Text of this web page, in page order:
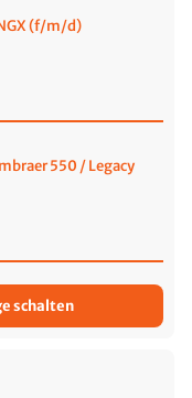
(f/m/d)
550 / Legacy
schalten